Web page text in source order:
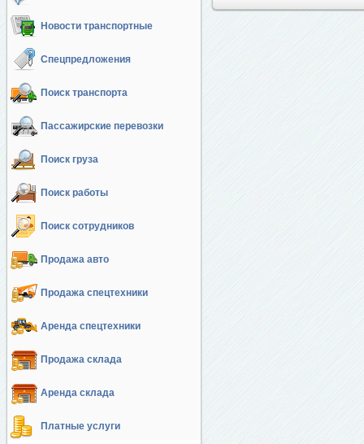
Новости транспортные
Спецпредложения
Поиск транспорта
Пассажирские перевозки
Поиск груза
Поиск работы
Поиск сотрудников
Продажа авто
Продажа спецтехники
Аренда спецтехники
Продажа склада
Аренда склада
Платные услуги